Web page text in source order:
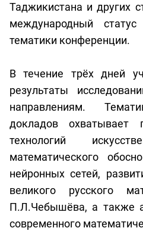
Таджикистана и других
международный статус
тематики конференции.
В течение трёх дней
результаты
направлениям.
докладов охватывает
технологий
математического
нейронных сетей,
великого русского
П.Л.Чебышёва, а также
современного